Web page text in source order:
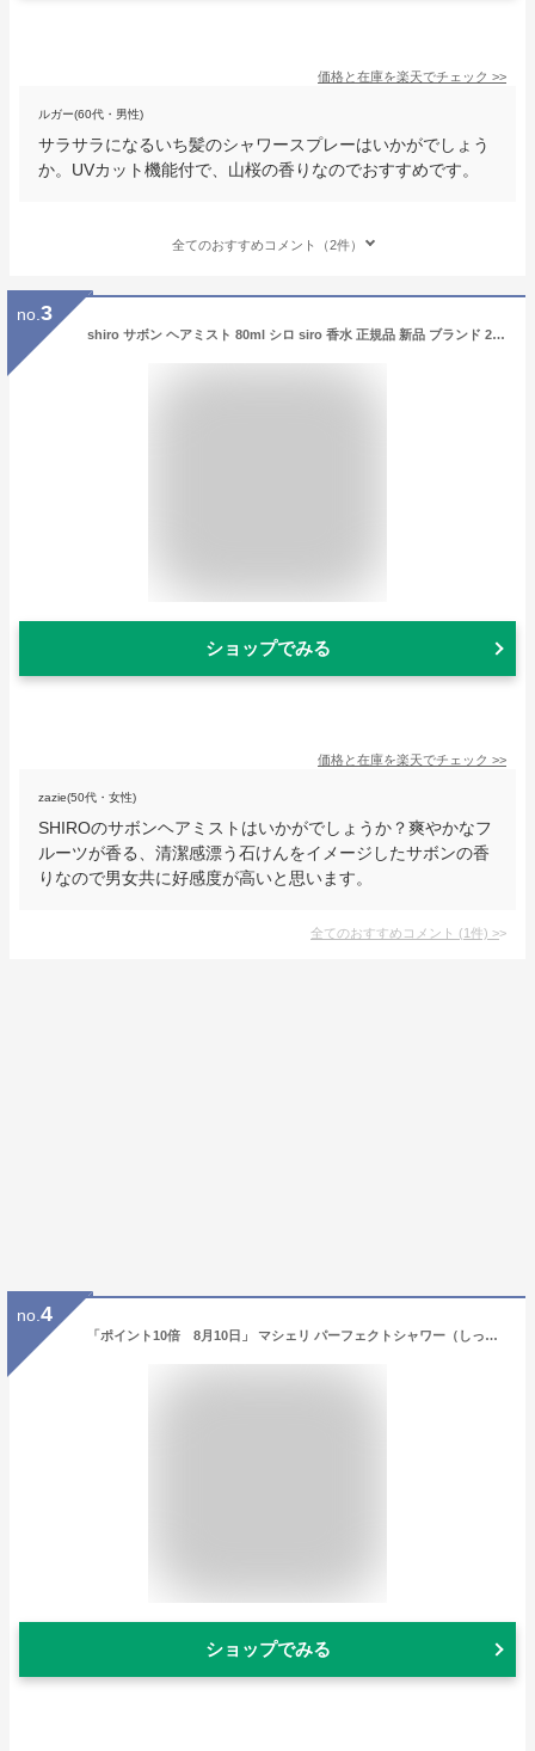
価格と在庫を楽天でチェック >>
ルガー(60代・男性)
サラサラになるいち髪のシャワースプレーはいかがでしょう
か。UVカット機能付で、山桜の香りなのでおすすめです。
全てのおすすめコメント（2件）
no. 3
shiro サボン ヘアミスト 80ml シロ siro 香水 正規品 新品 ブランド 2023年 ギフト 誕生日プレゼント 通販 プレゼント ギフト
ショップでみる
価格と在庫を楽天でチェック >>
zazie(50代・女性)
SHIROのサボンヘアミストはいかがでしょうか？爽やかなフ
ルーツが香る、清潔感漂う石けんをイメージしたサボンの香
りなので男女共に好感度が高いと思います。
全てのおすすめコメント (1件) >
no. 4
「ポイント10倍 8月10日」 マシェリ パーフェクトシャワー（しっとり）EX フローラルフルーティーの香り 250ml ヘアスタイリングヘアミスト アットコスメ 正規品 ヘアケア
ショップでみる